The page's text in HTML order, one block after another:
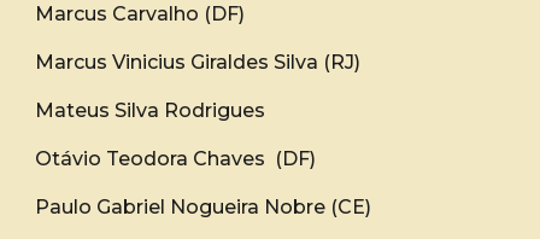
Marcus Carvalho (DF)
Marcus Vinicius Giraldes Silva (RJ)
Mateus Silva Rodrigues
Otávio Teodora Chaves (DF)
Paulo Gabriel Nogueira Nobre (CE)